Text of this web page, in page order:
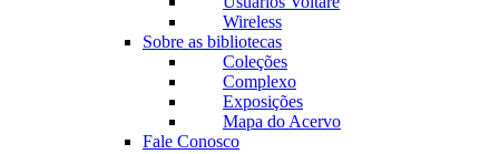
Wireless
Sobre as bibliotecas
Coleções
Complexo
Exposições
Mapa do Acervo
Fale Conosco